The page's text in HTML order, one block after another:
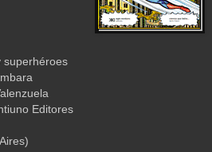
superhéroes
Editores